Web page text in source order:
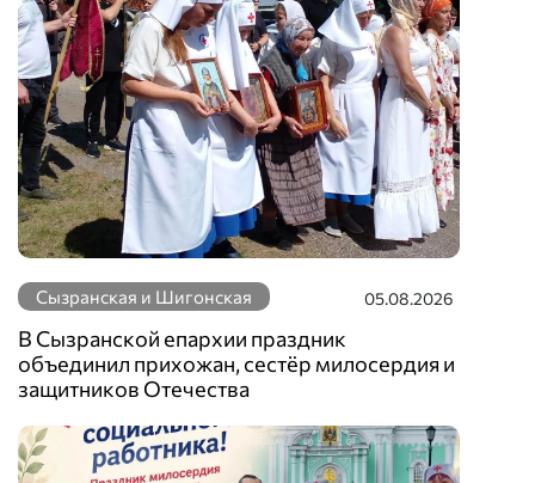
Сызранская и Шигонская 05.08.2026
В Сызранской епархии праздник
объединил прихожан, сестёр милосердия и
защитников Отечества